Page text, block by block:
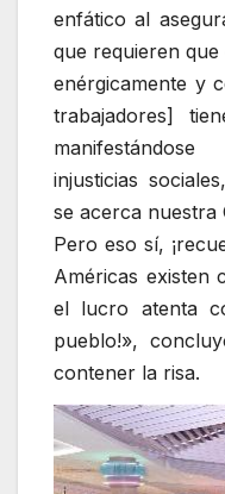
enfático al
que requieren
enérgicamente y
trabajadores]
injusticias
se acerca nuestra
Pero eso sí,
Américas existen
el lucro atenta
pueblo!»,
contener la risa.